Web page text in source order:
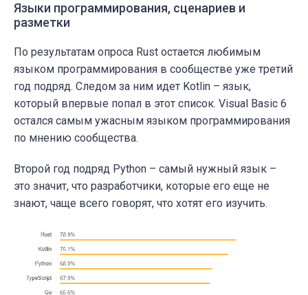
Языки программирования, сценариев и
разметки
По результатам опроса Rust остается любимым
языком программирования в сообществе уже третий
год подряд. Следом за ним идет Kotlin – язык,
который впервые попал в этот список. Visual Basic 6
остался самым ужасным языком программирования
по мнению сообщества.
Второй год подряд Python – самый нужный язык –
это значит, что разработчики, которые его еще не
знают, чаще всего говорят, что хотят его изучить.